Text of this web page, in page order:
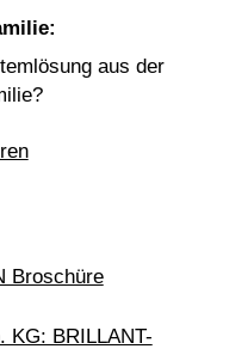
aus der
Broschüre
KG: BRILLANT-